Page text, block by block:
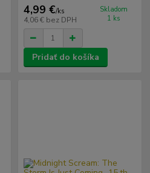
4,99 €/ks
4,06 € bez DPH
Skladom
1 ks
Pridať do košíka